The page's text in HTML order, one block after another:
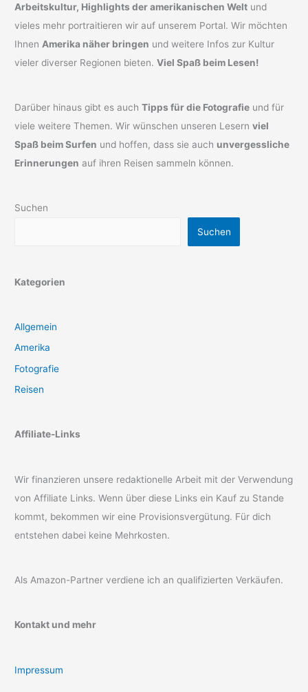
Arbeitskultur, Highlights der amerikanischen Welt und
vieles mehr portraitieren wir auf unserem Portal. Wir möchten
Ihnen Amerika näher bringen und weitere Infos zur Kultur
vieler diverser Regionen bieten.Viel Spaß beim Lesen!
Darüber hinaus gibt es auchTipps für die Fotografie und für
viele weitere Themen. Wir wünschen unseren Lesernviel
Spaß beim Surfen und hoffen, dass sie auch unvergessliche
Erinnerungen auf ihren Reisen sammeln können.
Suchen
Suchen
Kategorien
Allgemein
Amerika
Fotografie
Reisen
Affiliate-Links
Wir finanzieren unsere redaktionelle Arbeit mit der Verwendung
von Affiliate Links. Wenn über diese Links ein Kauf zu Stande
kommt, bekommen wir eine Provisionsvergütung. Für dich
entstehen dabei keine Mehrkosten.
Als Amazon-Partner verdiene ich an qualifizierten Verkäufen.
Kontakt und mehr
Impressum